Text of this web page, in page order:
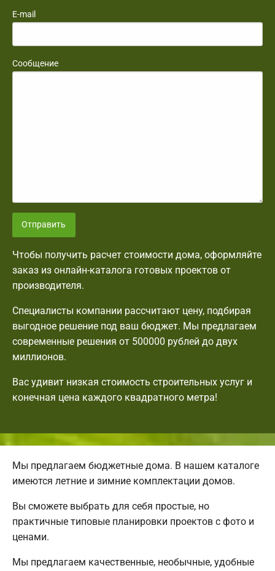
E-mail
Сообщение
Отправить
Чтобы получить расчет стоимости дома, оформляйте
заказ из онлайн-каталога готовых проектов от
производителя.
Специалисты компании рассчитают цену, подбирая
выгодное решение под ваш бюджет. Мы предлагаем
современные решения от 500000 рублей до двух
миллионов.
Вас удивит низкая стоимость строительных услуг и
конечная цена каждого квадратного метра!
Мы предлагаем бюджетные дома. В нашем каталоге
имеются летние и зимние комплектации домов.
Вы сможете выбрать для себя простые, но
практичные типовые планировки проектов с фото и
ценами.
Мы предлагаем качественные, необычные, удобные